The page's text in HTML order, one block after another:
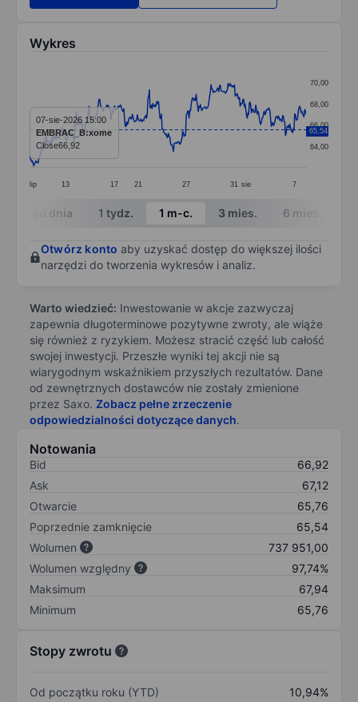
Wykres
Line chart with 391 data points.
The chart has 1 X axis displaying categories.
The chart has 1 Y axis displaying values. Data
lip 13 17 21 27 31 sie 7
64,00
66,00
68,00
70,00
65,54
07-sie-2026 15:00
EMBRAC_B:xome
Close66,92
End of interactive chart.
W ciągu dnia 1 tydz. 1 m-c. 3 mies. 6 mies.
Otwórz konto aby uzyskać dostęp do większej ilości
narzędzi do tworzenia wykresów i analiz.
Warto wiedzieć: Inwestowanie w akcje zazwyczaj
zapewnia długoterminowe pozytywne zwroty, ale wiąże
się również z ryzykiem. Możesz stracić część lub całość
swojej inwestycji. Przeszłe wyniki tej akcji nie są
wiarygodnym wskaźnikiem przyszłych rezultatów. Dane
od zewnętrznych dostawców nie zostały zmienione
przez Saxo. Zobacz pełne zrzeczenie
odpowiedzialności dotyczące danych.
Notowania
Bid
66,92
Ask
67,12
Otwarcie
65,76
Poprzednie zamknięcie
65,54
Wolumen
737 951,00
Wolumen względny
97,74%
Maksimum
67,94
Minimum
65,76
Stopy zwrotu
Od początku roku (YTD)
10,94%